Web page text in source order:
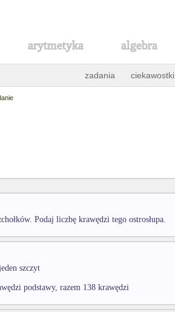
arytmetyka algebra
zadania ciekawostki
Podaj liczbę krawędzi tego ostrosłupa.
szczyt
podstawy, razem 138 krawędzi